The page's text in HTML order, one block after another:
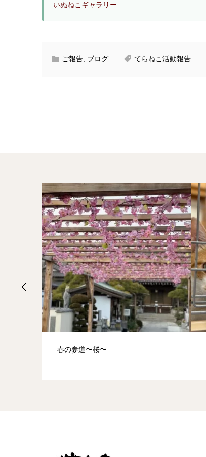
いぬねこギャラリー
ご報告 ブログ てらねこ活動報告
春の参道〜桜〜